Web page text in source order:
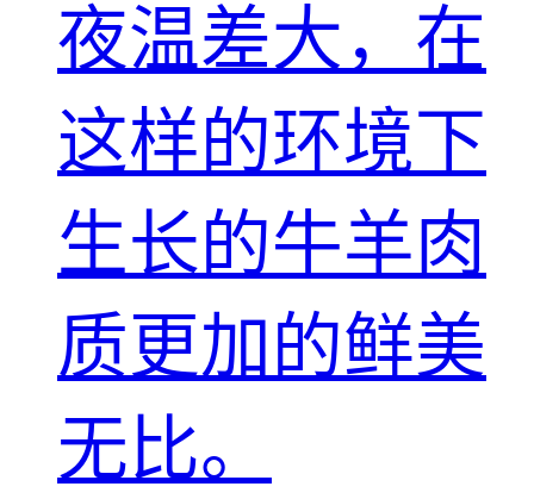
夜温差大，在
这样的环境下
生长的牛羊肉
质更加的鲜美
无比。